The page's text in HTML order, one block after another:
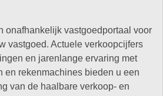
onafhankelijk vastgoedportaal voor
vastgoed. Actuele verkoopcijfers
en jarenlange ervaring met
en rekenmachines bieden u een
van de haalbare verkoop- en